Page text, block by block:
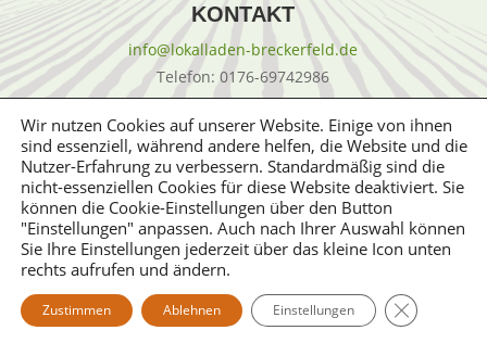
KONTAKT
info@lokalladen-breckerfeld.de
Telefon: 0176-69742986
© 2026 LokalLaden Breckerfeld e.V.
Wir nutzen Cookies auf unserer Website. Einige von ihnen
sind essenziell, während andere helfen, die Website und die
Nutzer-Erfahrung zu verbessern. Standardmäßig sind die
nicht-essenziellen Cookies für diese Website deaktiviert. Sie
können die Cookie-Einstellungen über den Button
"Einstellungen" anpassen. Auch nach Ihrer Auswahl können
Sie Ihre Einstellungen jederzeit über das kleine Icon unten
rechts aufrufen und ändern.
Zustimmen Ablehnen Einstellungen GDPR